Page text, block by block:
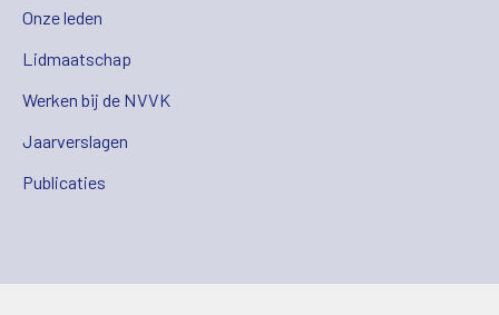
Onze leden
Lidmaatschap
Werken bij de NVVK
Jaarverslagen
Publicaties